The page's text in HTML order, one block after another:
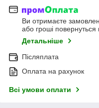
Ви отримаєте
або гроші повернуться
Детальніше
Післяплата
Оплата на рахунок
Всі умови оплати